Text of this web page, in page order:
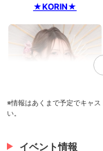
★KORIN★
※情報はあくまで予定でキャ
い。
イベント情報